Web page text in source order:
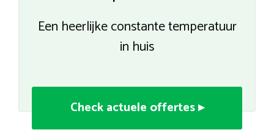
Een heerlijke constante temperatuur
in huis
Check actuele offertes ▸